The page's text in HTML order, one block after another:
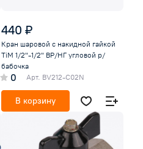
440 ₽
Кран шаровой с накидной гайкой
TiM 1/2"-1/2" ВР/НГ угловой р/
бабочка
0 Арт. BV212-C02N
В корзину